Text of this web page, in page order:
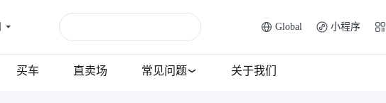
Global 小程序
买车 直卖场 常见问题 关于我们